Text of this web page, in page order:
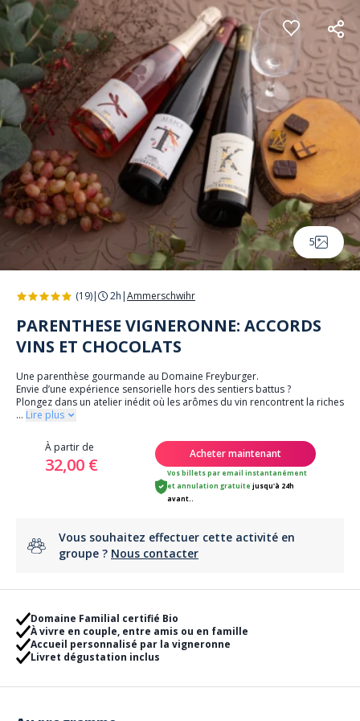
Panneau de gestion des cookies
5
(19)| 2h |Ammerschwihr
PARENTHESE VIGNERONNE: ACCORDS
VINS ET CHOCOLATS
Une parenthèse gourmande au Domaine Freyburger.
Envie d’une expérience sensorielle hors des sentiers battus ?
Plongez dans un atelier inédit où les arômes du vin rencontrent la riches
... Lire plus
À partir de
32,00 €
Acheter maintenant
Vos billets par email instantanément
etannulation gratuite jusqu'à 24h
avant..
Vous souhaitez effectuer cette activité en
groupe ? Nous contacter
Domaine Familial certifié Bio
À vivre en couple, entre amis ou en famille
Accueil personnalisé par la vigneronne
Livret dégustation inclus